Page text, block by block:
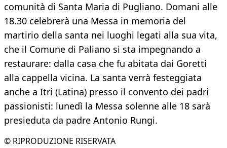
comunità di Santa Maria di Pugliano. Domani alle
18.30 celebrerà una Messa in memoria del
martirio della santa nei luoghi legati alla sua vita,
che il Comune di Paliano si sta impegnando a
restaurare: dalla casa che fu abitata dai Goretti
alla cappella vicina. La santa verrà festeggiata
anche a Itri (Latina) presso il convento dei padri
passionisti: lunedì la Messa solenne alle 18 sarà
presieduta da padre Antonio Rungi.
© RIPRODUZIONE RISERVATA